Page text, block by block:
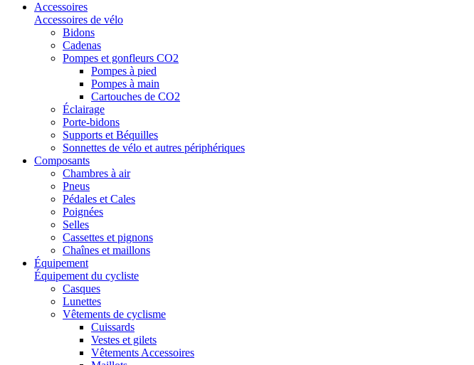
Accessoires
Accessoires de vélo
Bidons
Cadenas
Pompes et gonfleurs CO2
Pompes à pied
Pompes à main
Cartouches de CO2
Éclairage
Porte-bidons
Supports et Béquilles
Sonnettes de vélo et autres périphériques
Composants
Chambres à air
Pneus
Pédales et Cales
Poignées
Selles
Cassettes et pignons
Chaînes et maillons
Équipement
Équipement du cycliste
Casques
Lunettes
Vêtements de cyclisme
Cuissards
Vestes et gilets
Vêtements Accessoires